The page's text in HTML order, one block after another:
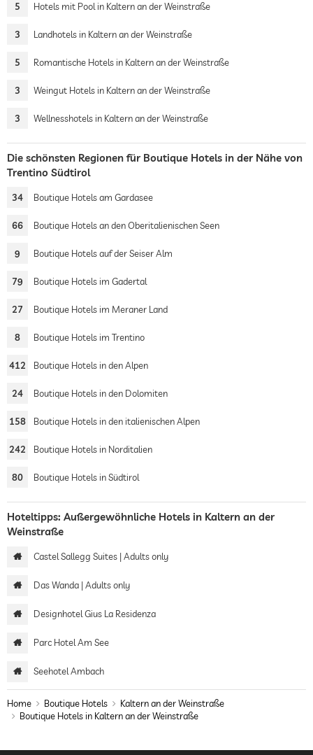
5 Hotels mit Pool in Kaltern an der Weinstraße
3 Landhotels in Kaltern an der Weinstraße
5 Romantische Hotels in Kaltern an der Weinstraße
3 Weingut Hotels in Kaltern an der Weinstraße
3 Wellnesshotels in Kaltern an der Weinstraße
Die schönsten Regionen für Boutique Hotels in der Nähe von
Trentino Südtirol
34 Boutique Hotels am Gardasee
66 Boutique Hotels an den Oberitalienischen Seen
9 Boutique Hotels auf der Seiser Alm
79 Boutique Hotels im Gadertal
27 Boutique Hotels im Meraner Land
8 Boutique Hotels im Trentino
412 Boutique Hotels in den Alpen
24 Boutique Hotels in den Dolomiten
158 Boutique Hotels in den italienischen Alpen
242 Boutique Hotels in Norditalien
80 Boutique Hotels in Südtirol
Hoteltipps: Außergewöhnliche Hotels in Kaltern an der
Weinstraße
Castel Sallegg Suites | Adults only
Das Wanda | Adults only
Designhotel Gius La Residenza
Parc Hotel Am See
Seehotel Ambach
Home Boutique Hotels
Kaltern an der Weinstraße
Boutique Hotels in Kaltern an der Weinstraße